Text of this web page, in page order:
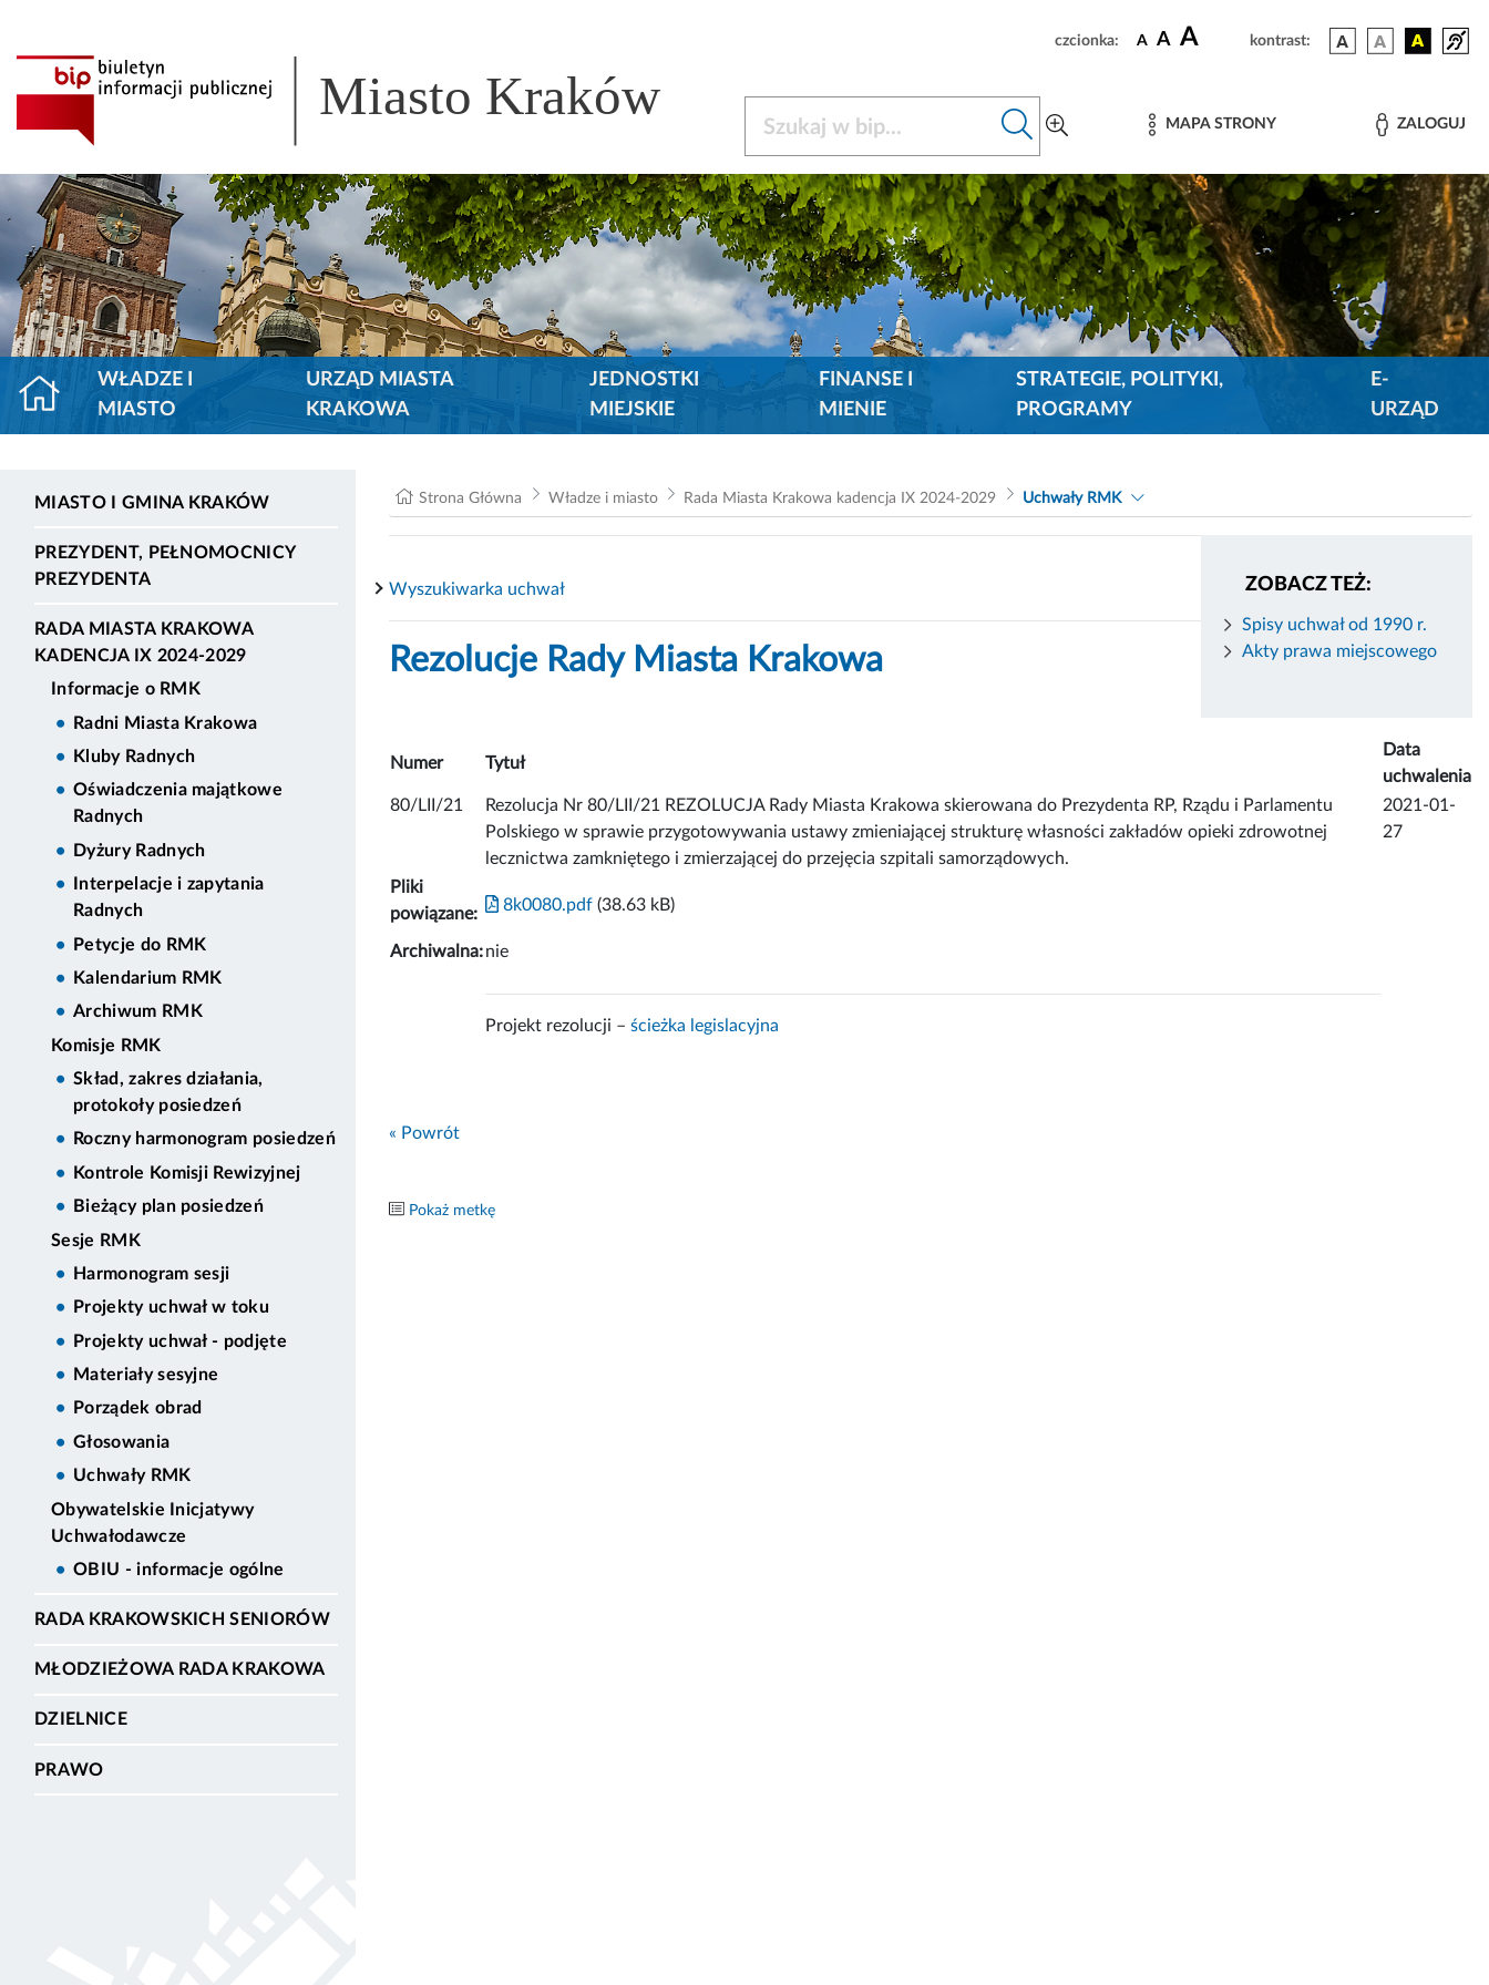
czcionka: A A A kontrast:
Miasto Kraków MAPA STRONY ZALOGUJ
WŁADZE I
MIASTO
URZĄD MIASTA
KRAKOWA
JEDNOSTKI
MIEJSKIE
FINANSE I
MIENIE
STRATEGIE, POLITYKI,
PROGRAMY
E-
URZĄD
MIASTO I GMINA KRAKÓW
PREZYDENT, PEŁNOMOCNICY
PREZYDENTA
RADA MIASTA KRAKOWA
KADENCJA IX 2024-2029
Informacje o RMK
Radni Miasta Krakowa
Kluby Radnych
Oświadczenia majątkowe
Radnych
Dyżury Radnych
Interpelacje i zapytania
Radnych
Petycje do RMK
Kalendarium RMK
Archiwum RMK
Komisje RMK
Skład, zakres działania,
protokoły posiedzeń
Roczny harmonogram posiedzeń
Kontrole Komisji Rewizyjnej
Bieżący plan posiedzeń
Sesje RMK
Harmonogram sesji
Projekty uchwał w toku
Projekty uchwał - podjęte
Materiały sesyjne
Porządek obrad
Głosowania
Uchwały RMK
Obywatelskie Inicjatywy
Uchwałodawcze
OBIU - informacje ogólne
RADA KRAKOWSKICH SENIORÓW
MŁODZIEŻOWA RADA KRAKOWA
DZIELNICE
PRAWO
Strona Główna Władze i miasto Rada Miasta Krakowa kadencja IX 2024-2029 Uchwały RMK
ZOBACZ TEŻ:
Spisy uchwał od 1990 r.
Akty prawa miejscowego
Wyszukiwarka uchwał
Rezolucje Rady Miasta Krakowa
Numer Tytuł
Data
uchwalenia
80/LII/21
Rezolucja Nr 80/LII/21 REZOLUCJA Rady Miasta Krakowa skierowana do Prezydenta RP, Rządu i Parlamentu
Polskiego w sprawie przygotowywania ustawy zmieniającej strukturę własności zakładów opieki zdrowotnej
lecznictwa zamkniętego i zmierzającej do przejęcia szpitali samorządowych.
2021-01-
27
Pliki
powiązane:
8k0080.pdf (38.63 kB)
Archiwalna:nie
Projekt rezolucji – ścieżka legislacyjna
« Powrót
Pokaż metkę